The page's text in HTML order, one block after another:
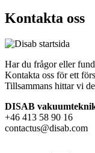
Kontakta oss
Har du frågor eller
Kontakta oss för ett
Tillsammans hittar vi
DISAB
+46 413 58 90 16
contactus@disab.com